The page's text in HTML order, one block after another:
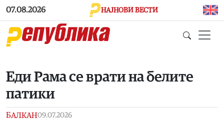
Skip to main content
07.08.2026 НАЈНОВИ ВЕСТИ
Еди Рама се врати на белите
патики
БАЛКАН09.07.2026